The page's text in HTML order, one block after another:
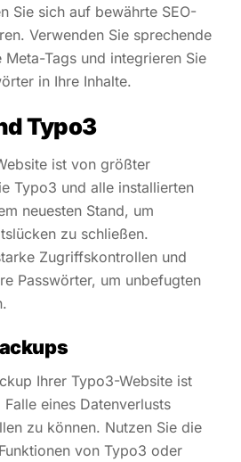
Sie sich auf bewährte SEO-
Verwenden Sie sprechende
Meta-Tags und integrieren Sie
in Ihre Inhalte.
Typo3
ist von größter
Typo3 und alle installierten
neuesten Stand, um
zu schließen.
Zugriffskontrollen und
Passwörter, um unbefugten
Ihrer Typo3-Website ist
eines Datenverlusts
zu können. Nutzen Sie die
von Typo3 oder